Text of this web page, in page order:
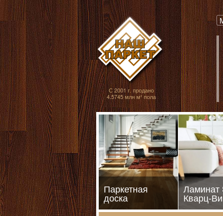
Паркет,
С 2001 г. продано
4.5745 млн м² пола
Паркетная
доска
Ламинат
Кварц-